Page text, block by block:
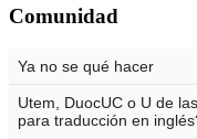
Comunidad